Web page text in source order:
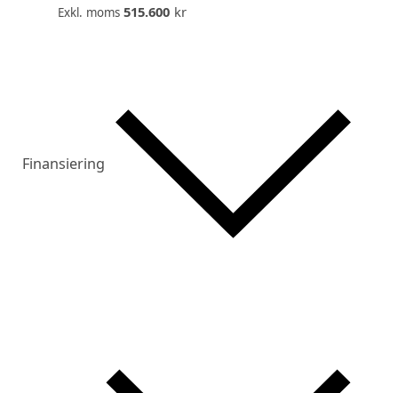
Exkl. moms 515.600kr
Finansiering